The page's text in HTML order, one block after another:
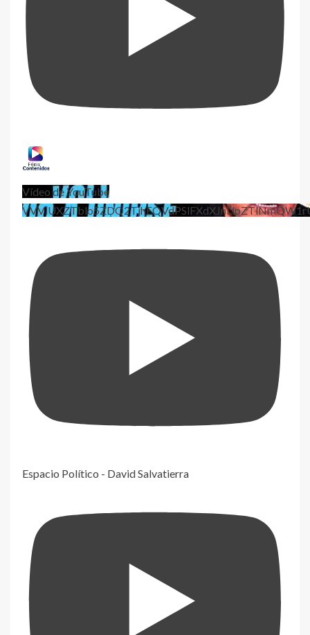
Vídeo de YouTube
Espacio Político - David Salvatierra